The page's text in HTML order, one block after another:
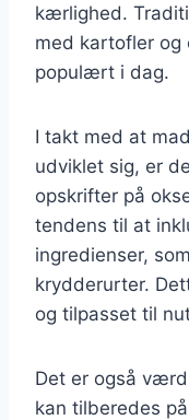
kærlighed.
med kartofler og
populært i dag.
I takt med at
udviklet sig, er
opskrifter på
tendens til at
ingredienser,
krydderurter.
og tilpasset til
Det er også
kan tilberedes